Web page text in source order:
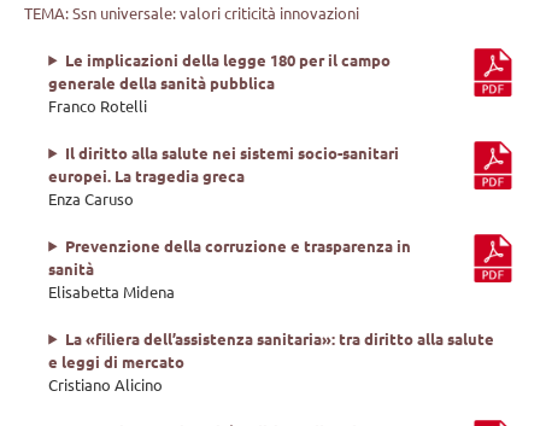
TEMA: Ssn universale: valori criticità innovazioni
Le implicazioni della legge 180 per il campo
generale della sanità pubblica
Franco Rotelli
Il diritto alla salute nei sistemi socio-sanitari
europei. La tragedia greca
Enza Caruso
Prevenzione della corruzione e trasparenza in
sanità
Elisabetta Midena
La «filiera dell’assistenza sanitaria»: tra diritto alla salute
e leggi di mercato
Cristiano Alicino